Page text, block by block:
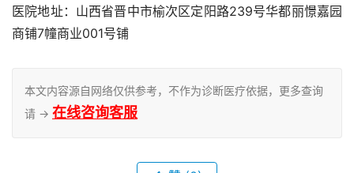
医院地址：山西省晋中市榆次区定阳路239号华都丽憬嘉园
商铺7幢商业001号铺
本文内容源自网络仅供参考，不作为诊断医疗依据，更多查询
请 → 在线咨询客服